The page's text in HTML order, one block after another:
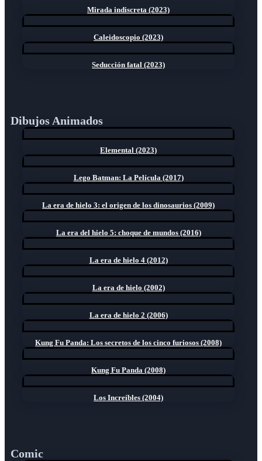
Mirada indiscreta (2023)
Caleidoscopio (2023)
Seducción fatal (2023)
Dibujos Animados
Elemental (2023)
Lego Batman: La Película (2017)
La era de hielo 3: el origen de los dinosaurios (2009)
La era del hielo 5: choque de mundos (2016)
La era de hielo 4 (2012)
La era de hielo (2002)
La era de hielo 2 (2006)
Kung Fu Panda: Los secretos de los cinco furiosos (2008)
Kung Fu Panda (2008)
Los Increíbles (2004)
Comic